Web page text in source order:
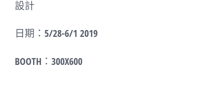
設計
日期：5/28-6/1 2019
BOOTH：300X600